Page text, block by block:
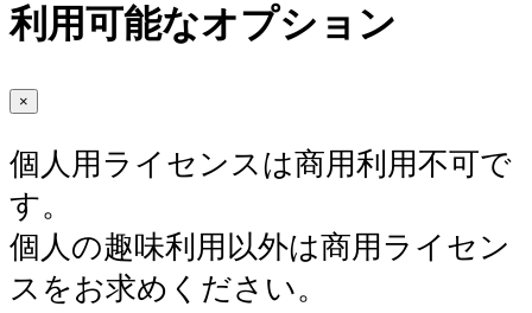
利用可能なオプション
×
個人用ライセンスは商用利用不可で
す。
個人の趣味利用以外は商用ライセン
スをお求めください。